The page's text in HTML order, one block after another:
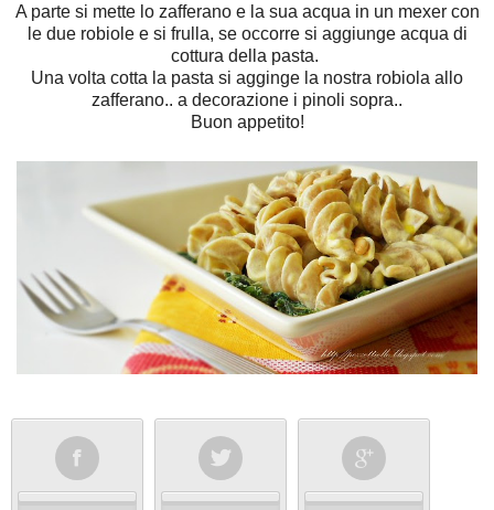
A parte si mette lo zafferano e la sua acqua in un mexer con
le due robiole e si frulla, se occorre si aggiunge acqua di
cottura della pasta.
Una volta cotta la pasta si agginge la nostra robiola allo
zafferano.. a decorazione i pinoli sopra..
Buon appetito!